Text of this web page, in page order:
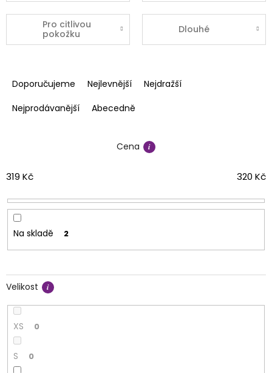
Pro citlivou
pokožku
Dlouhé
a
e
o
u
Doporučujeme Nejlevnější
Nejdražší
Nejprodávanější
Abecedně
Cena
319 Kč 320 Kč
Na skladě 2
Velikost
XS 0
S 0